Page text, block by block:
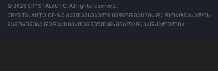
© 2026 CRYSTALAUTO, All rights reserved.
CRYSTALAUTO.GE-ზე განთავსებული ინფორმაციის და ფოტომასალის
გამოყენება რედაქციასთან შეუთანხმებლად, აკრძალულია.